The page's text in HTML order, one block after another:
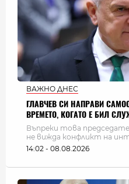
ВАЖНО ДНЕС
ГЛАВЧЕВ СИ НАПРАВИ
ВРЕМЕТО, КОГАТО Е БИЛ
Въпреки това
не вижда конфликт на
14:02 - 08.08.2026